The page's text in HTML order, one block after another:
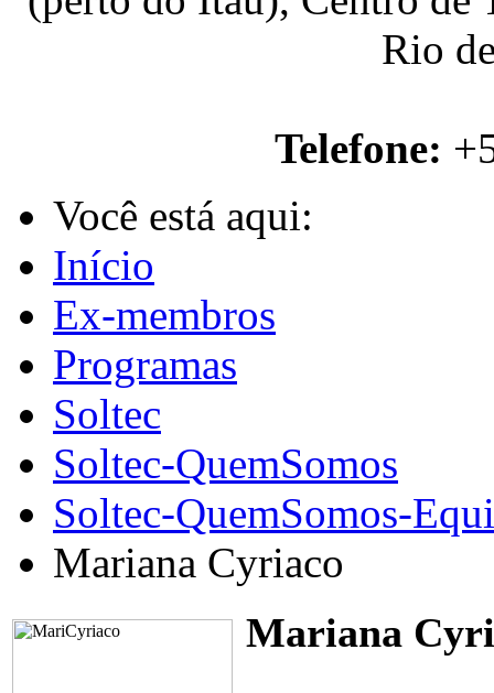
Rio
Telefone:
Você está aqui:
Início
Ex-membros
Programas
Soltec
Soltec-QuemSomos
Soltec-QuemSomos-
Mariana Cyriaco
Mariana